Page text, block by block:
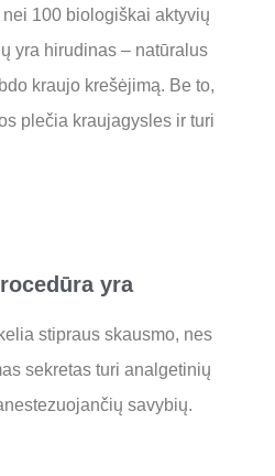
100 biologiškai aktyvių
yra hirudinas – natūralus
kraujo krešėjimą. Be to,
plečia kraujagysles ir turi
yra
stipraus skausmo, nes
sekretas turi analgetinių
savybių.